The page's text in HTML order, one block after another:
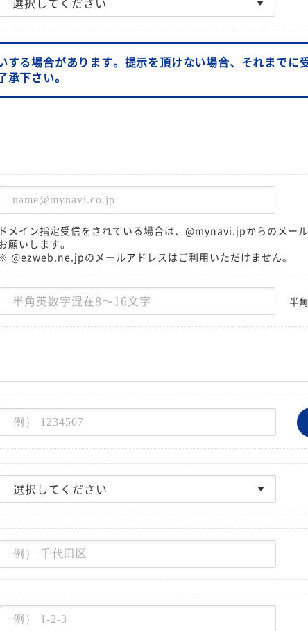
する場合があります。提示を頂けない場合、それまでに
承下さい。
ドメイン指定受信をされている場合は、@mynavi.jpからのメー
願いします。
※ @ezweb.ne.jpのメールアドレスはご利用いただけません。
半